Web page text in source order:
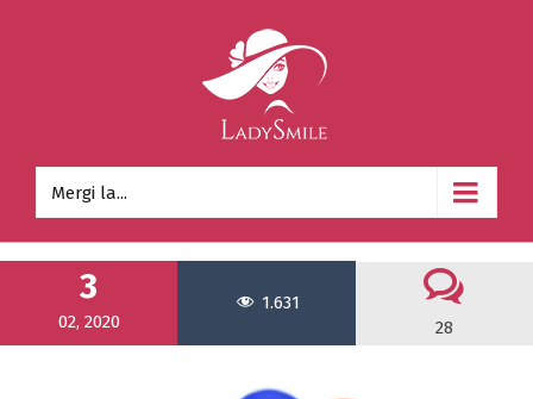
Mergi la...
3
02, 2020
1.631
28